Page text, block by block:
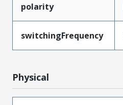
polarity
switchingFrequency
Physical